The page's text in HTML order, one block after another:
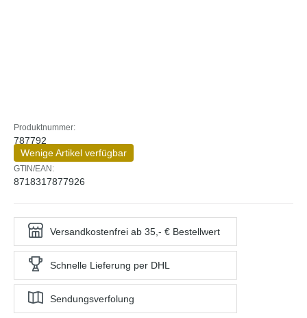
Produktnummer:
787792
Wenige Artikel verfügbar
GTIN/EAN:
8718317877926
Versandkostenfrei ab 35,- € Bestellwert
Schnelle Lieferung per DHL
Sendungsverfolung